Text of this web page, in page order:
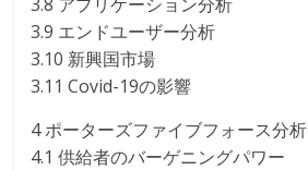
3.9 エンドユーザー分析
3.10 新興国市場
3.11 Covid-19の影響
4 ポーターズファイブフォース分析
4.1 供給者のバーゲニングパワー